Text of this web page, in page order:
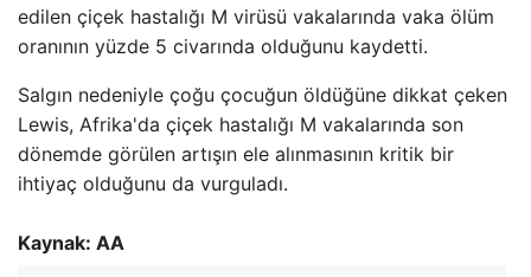
edilen çiçek hastalığı M virüsü vakalarında vaka ölüm
oranının yüzde 5 civarında olduğunu kaydetti.
Salgın nedeniyle çoğu çocuğun öldüğüne dikkat çeken
Lewis, Afrika'da çiçek hastalığı M vakalarında son
dönemde görülen artışın ele alınmasının kritik bir
ihtiyaç olduğunu da vurguladı.
Kaynak: AA